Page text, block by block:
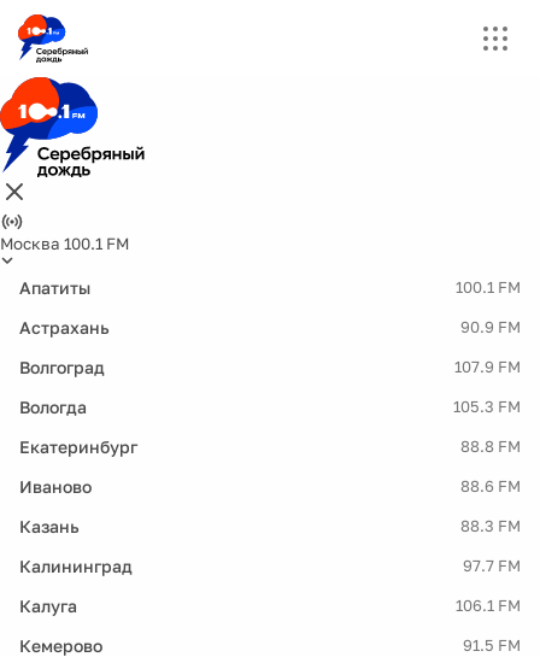
Москва 100.1 FM
Апатиты 100.1 FM
Астрахань 90.9 FM
Волгоград 107.9 FM
Вологда 105.3 FM
Екатеринбург 88.8 FM
Иваново 88.6 FM
Казань 88.3 FM
Калининград 97.7 FM
Калуга 106.1 FM
Кемерово 91.5 FM